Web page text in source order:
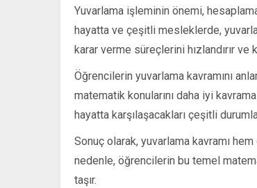
Yuvarlama işleminin önemi,
hayatta ve çeşitli mesleklerde,
karar verme süreçlerini hızlandırır ve
Öğrencilerin yuvarlama kavramını
matematik konularını daha iyi
hayatta karşılaşacakları çeşitli
Sonuç olarak, yuvarlama kavramı
nedenle, öğrencilerin bu temel
taşır.